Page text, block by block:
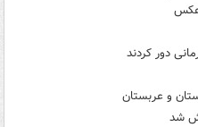
دور کردند
و عربستان